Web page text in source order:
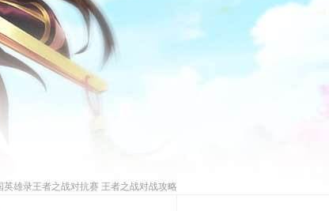
英雄录王者之战对抗赛 王者之战对战攻略